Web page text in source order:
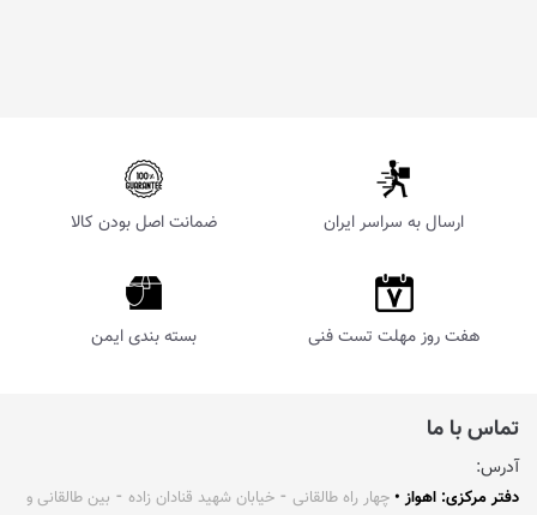
ارسال به سراسر ایران ضمانت اصل بودن کالا
هفت روز مهلت تست فنی بسته بندی ایمن
تماس با ما
آدرس:
دفتر مرکزی: اهواز • چهار راه طالقانی ⁃ خیابان شهید قنادان زاده ⁃ بین طالقانی و